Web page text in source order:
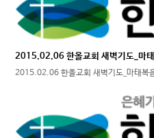
2015.02.06 한올교회 새벽기도_마
2015.02.06 한올교회 새벽기도_마태복